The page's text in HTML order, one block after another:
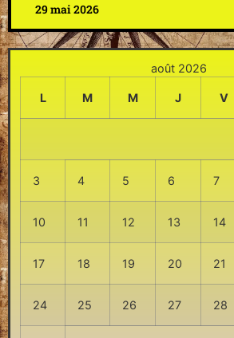
29 mai 2026
août 2026
L M M J V
3 4 5 6 7
10 11 12 13 14
17 18 19 20 21
24 25 26 27 28